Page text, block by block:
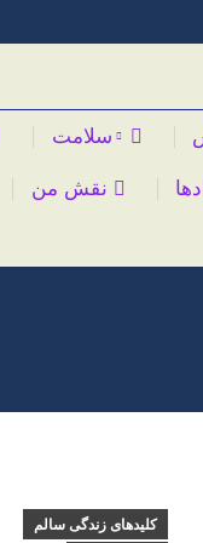
سلامت
نقش من
کلیدهای زندگی سالم